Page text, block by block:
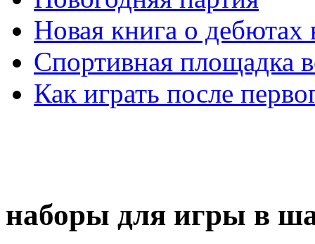
Новая книга о
Спортивная площадка
Как играть после
наборы для игры в